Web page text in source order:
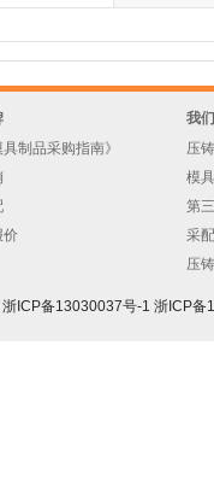
具制品采购指南》
价
我
压
模
第
采
压
浙ICP备13030037号-1 浙ICP备